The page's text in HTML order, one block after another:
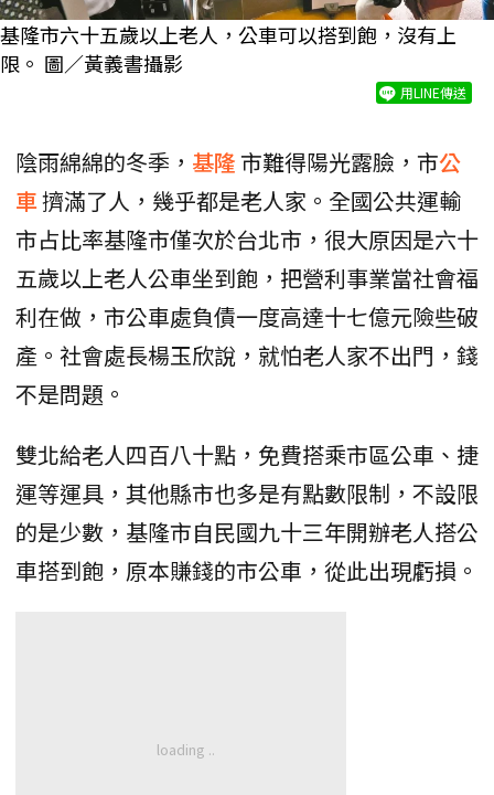
基隆市六十五歲以上老人，公車可以搭到飽，沒有上
限。 圖／黃義書攝影
用LINE傳送
陰雨綿綿的冬季， 基隆市難得陽光露臉，市公
車擠滿了人，幾乎都是老人家。全國公共運輸
市占比率基隆市僅次於台北市，很大原因是六十
五歲以上老人公車坐到飽，把營利事業當社會福
利在做，市公車處負債一度高達十七億元險些破
產。社會處長楊玉欣說，就怕老人家不出門，錢
不是問題。
雙北給老人四百八十點，免費搭乘市區公車、捷
運等運具，其他縣市也多是有點數限制，不設限
的是少數，基隆市自民國九十三年開辦老人搭公
車搭到飽，原本賺錢的市公車，從此出現虧損。